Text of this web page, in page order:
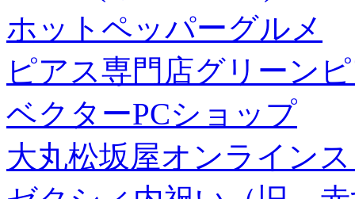
ホットペッパーグルメ
ピアス専門店グリーン
ベクターPCショップ
大丸松坂屋オンライン